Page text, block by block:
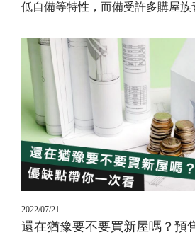
低自備等特性，而備受許多購屋
2022/07/21